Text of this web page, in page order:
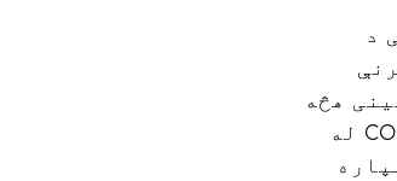
د
هڅه
کوی چې د ټولو پنسلوانیایانو ملاتړ وکړی او په ډیرو هغو کسانو پوه شی چې د COVID-19 له